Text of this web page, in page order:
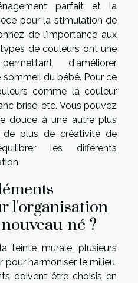
parfait et la
pour la stimulation de
de l'importance aux
de couleurs ont une
d'améliorer
du bébé. Pour ce
comme la couleur
brisé, etc. Vous pouvez
douce à une autre plus
plus de créativité de
les différents
l'organisation
né ?
teinte murale, plusieurs
harmoniser le milieu.
doivent être choisis en